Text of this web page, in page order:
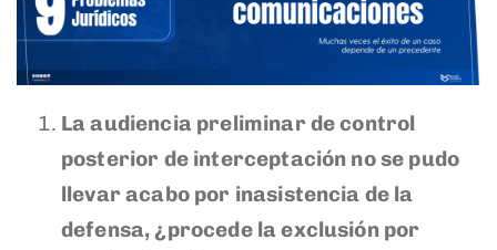
La audiencia preliminar de control
posterior de interceptación no se pudo
llevar acabo por inasistencia de la
defensa, ¿procede la exclusión por